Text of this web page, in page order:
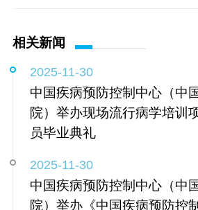
相关新闻
2025-11-30
中国疾病预防控制中心（中
院）举办现场流行病学培训
员毕业典礼
2025-11-30
中国疾病预防控制中心（中
院）举办《中国疾病预防控